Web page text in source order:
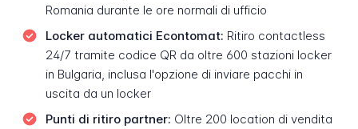
Romania durante le ore normali di ufficio
Locker automatici Econtomat: Ritiro contactless
24/7 tramite codice QR da oltre 600 stazioni locker
in Bulgaria, inclusa l'opzione di inviare pacchi in
uscita da un locker
Punti di ritiro partner: Oltre 200 location di vendita